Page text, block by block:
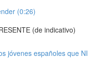
(0:26)
(de indicativo)
jóvenes españoles que NI